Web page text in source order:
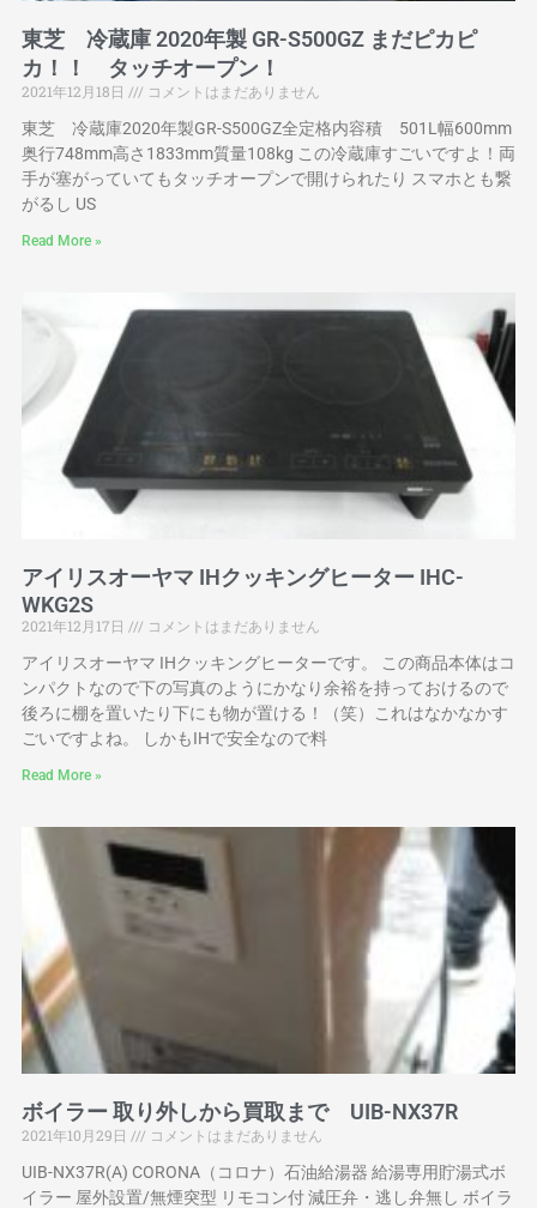
東芝 冷蔵庫 2020年製 GR-S500GZ まだピカピ
カ！！ タッチオープン！
2021年12月18日
コメントはまだありません
東芝 冷蔵庫2020年製GR-S500GZ全定格内容積 501L幅600mm
奥行748mm高さ1833mm質量108kg この冷蔵庫すごいですよ！両
手が塞がっていてもタッチオープンで開けられたり スマホとも繋
がるし US
Read More »
アイリスオーヤマ IHクッキングヒーター IHC-
WKG2S
2021年12月17日
コメントはまだありません
アイリスオーヤマ IHクッキングヒーターです。 この商品本体はコ
ンパクトなので下の写真のようにかなり余裕を持っておけるので
後ろに棚を置いたり下にも物が置ける！（笑）これはなかなかす
ごいですよね。 しかもIHで安全なので料
Read More »
ボイラー 取り外しから買取まで UIB-NX37R
2021年10月29日
コメントはまだありません
UIB-NX37R(A) CORONA（コロナ）石油給湯器 給湯専用貯湯式ボ
イラー 屋外設置/無煙突型 リモコン付 減圧弁・逃し弁無し ボイラ